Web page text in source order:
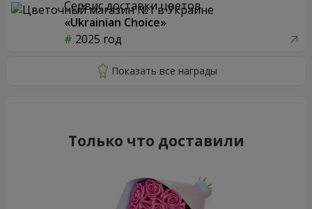
Сервис доставки цветов
«Ukrainian Choice»
2025 год
Только что доставили